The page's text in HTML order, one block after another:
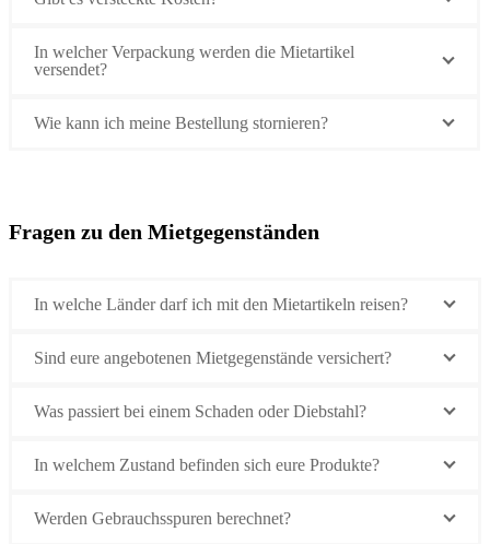
In welcher Verpackung werden die Mietartikel
versendet?
Wie kann ich meine Bestellung stornieren?
Fragen zu den Mietgegenständen
In welche Länder darf ich mit den Mietartikeln reisen?
Sind eure angebotenen Mietgegenstände versichert?
Was passiert bei einem Schaden oder Diebstahl?
In welchem Zustand befinden sich eure Produkte?
Werden Gebrauchsspuren berechnet?